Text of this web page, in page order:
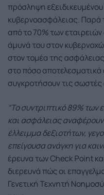
πρόσληψη
κυβερνοασφάλειας. Παρά
από το 70% των
άμυνά του στον
στον τομέα της
στο πόσο αποτελεσματικά
συγκροτήσουν τις σωστές
“Το συντριπτικό 89%
και ασφάλειας
έλλειμμα δεξιοτήτων,
επείγουσα ανάγκη για
έρευνα των Check Point
διερευνά πώς οι
Γενετική Τεχνητή